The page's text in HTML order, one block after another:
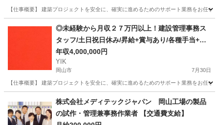
【仕事概要】 建築プロジェクトを安全に、確実に進めるためのサポート業務をお任
事務 未経験
◎未経験から月収２７万円以上！建設管理事務ス
タッフ/土日祝日休み/昇給+賞与あり/各種手当+寮
完備
年収4,000,000円
YIK
岡山市 7月30日
【仕事概要】 建築プロジェクトを安全に、確実に進めるためのサポート業務をお任
事務 未経験
株式会社メディテックジャパン 岡山工場の製品
の試作・管理兼事務作業者 【交通費支給】